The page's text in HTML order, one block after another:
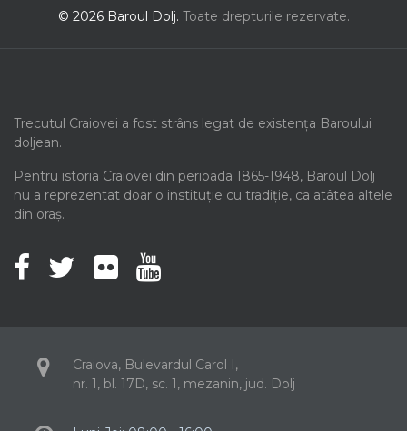
© 2026 Baroul Dolj. Toate drepturile rezervate.
Trecutul Craiovei a fost strâns legat de existența Baroului
doljean.
Pentru istoria Craiovei din perioada 1865-1948, Baroul Dolj
nu a reprezentat doar o instituție cu tradiție, ca atâtea altele
din oraș.
Craiova, Bulevardul Carol I,
nr. 1, bl. 17D, sc. 1, mezanin, jud. Dolj